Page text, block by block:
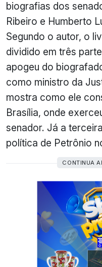
biografias dos
Ribeiro e Humberto
Segundo o autor, o
dividido em três
apogeu do
como ministro da
mostra como ele
Brasília, onde
senador. Já a
política de Petrônio
CONTINUA